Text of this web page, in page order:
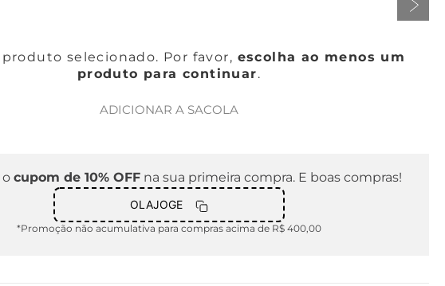
selecionado. Por favor, escolha ao menos um
produto para continuar.
ADICIONAR A SACOLA
cupom de 10% OFFna sua primeira compra. E boas compras!
OLAJOGE
*Promoção não acumulativa para compras acima de R$ 400,00